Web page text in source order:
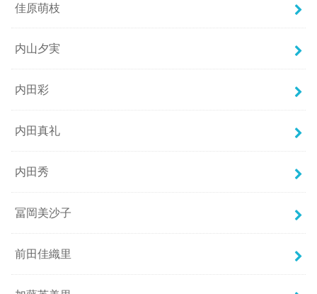
佳原萌枝
内山夕実
内田彩
内田真礼
内田秀
冨岡美沙子
前田佳織里